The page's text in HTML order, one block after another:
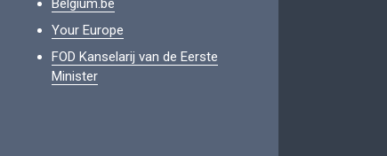
Belgium.be
Your Europe
FOD Kanselarij van de Eerste
Minister